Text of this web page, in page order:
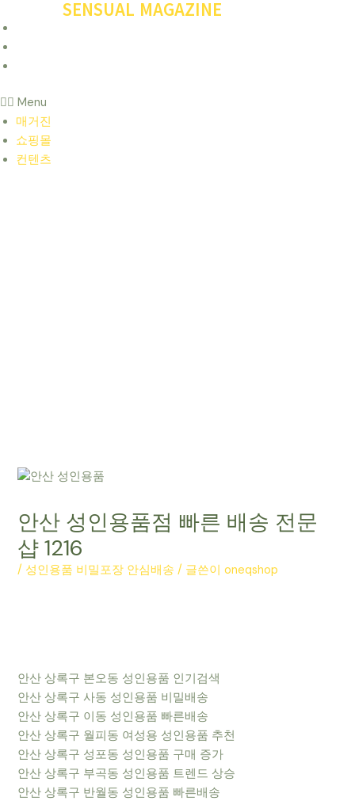
텐
츠
로
너
뛰
기
SENSUAL MAGAZINE
Menu
매거진
쇼핑몰
컨텐츠
안산 성인용품점 빠른 배송 전문
샵 1216
/ 성인용품 비밀포장 안심배송 / 글쓴이oneqshop
안산 상록구 본오동 성인용품 인기검색
안산 상록구 사동 성인용품 비밀배송
안산 상록구 이동 성인용품 빠른배송
안산 상록구 월피동 여성용 성인용품 추천
안산 상록구 성포동 성인용품 구매 증가
안산 상록구 부곡동 성인용품 트렌드 상승
안산 상록구 반월동 성인용품 빠른배송